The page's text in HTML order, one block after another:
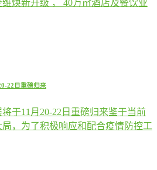
焕新升级 ， 40万㎡酒店及餐饮业
22日重磅归来
于11月20-22日重磅归来鉴于当前
，为了积极响应和配合疫情防控工